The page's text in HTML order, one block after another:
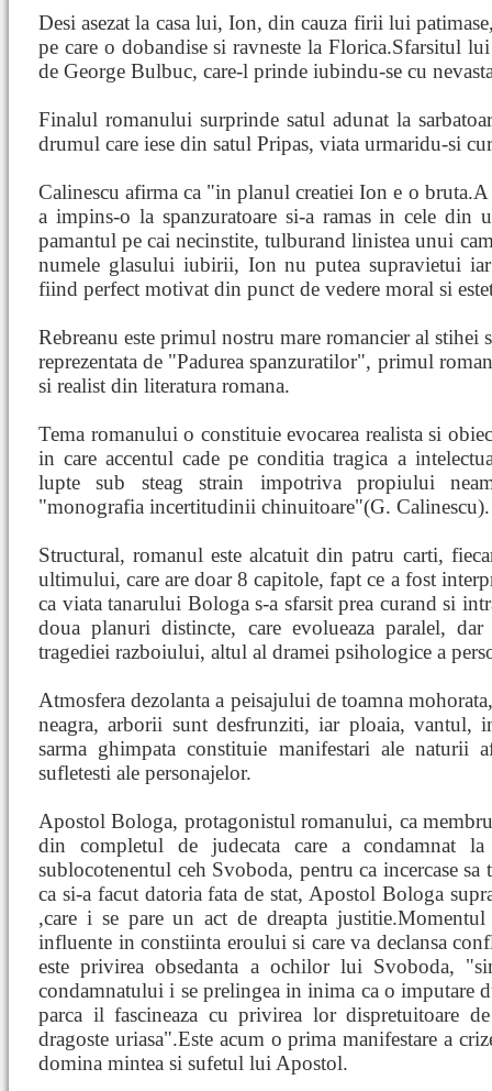
Desi asezat la casa lui, Ion, din cauza firii lui
pe care o dobandise si ravneste la Florica.Sfarsitul
de George Bulbuc, care-l prinde iubindu-se cu
Finalul romanului surprinde satul adunat la
drumul care iese din satul Pripas, viata urmaridu-si
Calinescu afirma ca "in planul creatiei Ion e o
a impins-o la spanzuratoare si-a ramas in cele din
pamantul pe cai necinstite, tulburand linistea unui
numele glasului iubirii, Ion nu putea supravietui
fiind perfect motivat din punct de vedere moral si
Rebreanu este primul nostru mare romancier al stihei
reprezentata de "Padurea spanzuratilor", primul
si realist din literatura romana.
Tema romanului o constituie evocarea realista si
in care accentul cade pe conditia tragica a
lupte sub steag strain impotriva propiului
"monografia incertitudinii chinuitoare"(G. Calinescu).
Structural, romanul este alcatuit din patru carti,
ultimului, care are doar 8 capitole, fapt ce a fost
ca viata tanarului Bologa s-a sfarsit prea curand si
doua planuri distincte, care evolueaza paralel,
tragediei razboiului, altul al dramei psihologice a
Atmosfera dezolanta a peisajului de toamna
neagra, arborii sunt desfrunziti, iar ploaia, vantul,
sarma ghimpata constituie manifestari ale naturii
sufletesti ale personajelor.
Apostol Bologa, protagonistul romanului, ca
din completul de judecata care a condamnat la
sublocotenentul ceh Svoboda, pentru ca incercase
ca si-a facut datoria fata de stat, Apostol Bologa
,care i se pare un act de dreapta
influente in constiinta eroului si care va declansa
este privirea obsedanta a ochilor lui Svoboda,
condamnatului i se prelingea in inima ca o imputare
parca il fascineaza cu privirea lor dispretuitoare
dragoste uriasa".Este acum o prima manifestare a
domina mintea si sufetul lui Apostol.